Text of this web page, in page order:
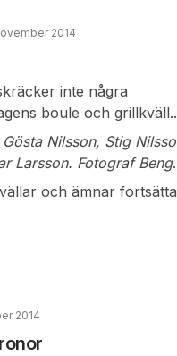
2014
inte några
boule och grillkväll.
och ämnar fortsätta
lottades grupperna
2014